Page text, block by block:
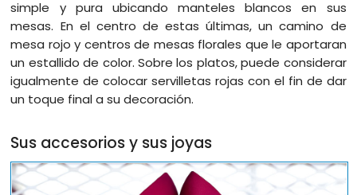
simple y pura ubicando manteles blancos en sus
mesas. En el centro de estas últimas, un camino de
mesa rojo y centros de mesas florales que le aportaran
un estallido de color. Sobre los platos, puede considerar
igualmente de colocar servilletas rojas con el fin de dar
un toque final a su decoración.
Sus accesorios y sus joyas